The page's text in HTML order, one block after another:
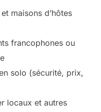
maisons d’hôtes
francophones ou
solo (sécurité, prix,
locaux et autres